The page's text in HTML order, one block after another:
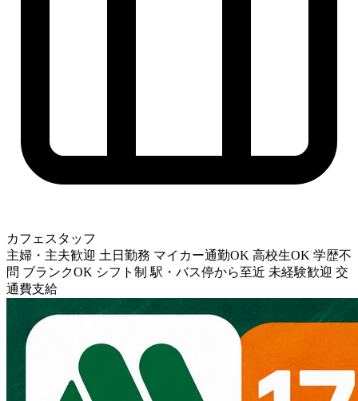
カフェスタッフ
主婦・主夫歓迎 土日勤務 マイカー通勤OK 高校生OK 学歴不
問 ブランクOK シフト制 駅・バス停から至近 未経験歓迎 交
通費支給